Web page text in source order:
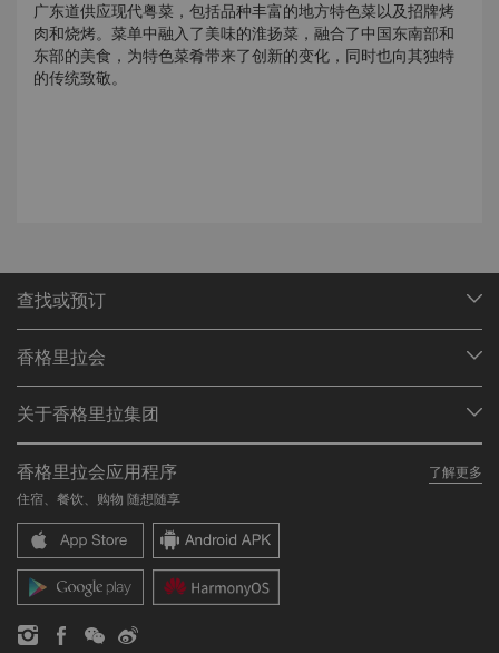
广东道供应现代粤菜，包括品种丰富的地方特色菜以及招牌烤
肉和烧烤。菜单中融入了美味的淮扬菜，融合了中国东南部和
东部的美食，为特色菜肴带来了创新的变化，同时也向其独特
的传统致敬。
查找或预订
查找预订
餐厅与酒吧
香格里拉会
加入香格里拉会
常见问题
联络我们
关于香格里拉集团
我们的酒店品牌
香格里拉中心
香格里拉公寓
联系方式
职业发展
企业社会责任
新闻稿
香格里拉会应用程序
了解更多
住宿、餐饮、购物 随想随享